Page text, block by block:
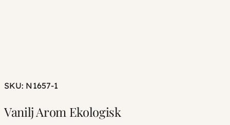
SKU: N1657-1
Vanilj Arom Ekologisk